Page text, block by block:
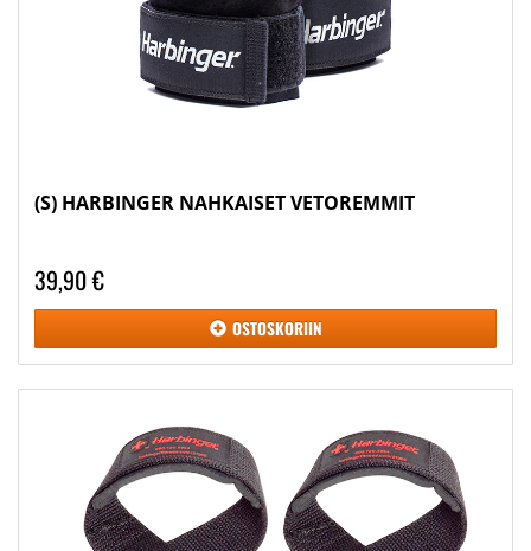
(S) HARBINGER NAHKAISET VETOREMMIT
39,90 €
OSTOSKORIIN